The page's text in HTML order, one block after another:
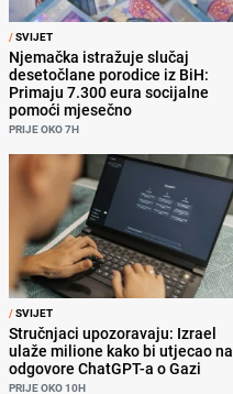
/SVIJET
Njemačka istražuje slučaj
desetočlane porodice iz BiH:
Primaju 7.300 eura socijalne
pomoći mjesečno
PRIJE OKO 7H
/SVIJET
Stručnjaci upozoravaju: Izrael
ulaže milione kako bi utjecao na
odgovore ChatGPT-a o Gazi
PRIJE OKO 10H